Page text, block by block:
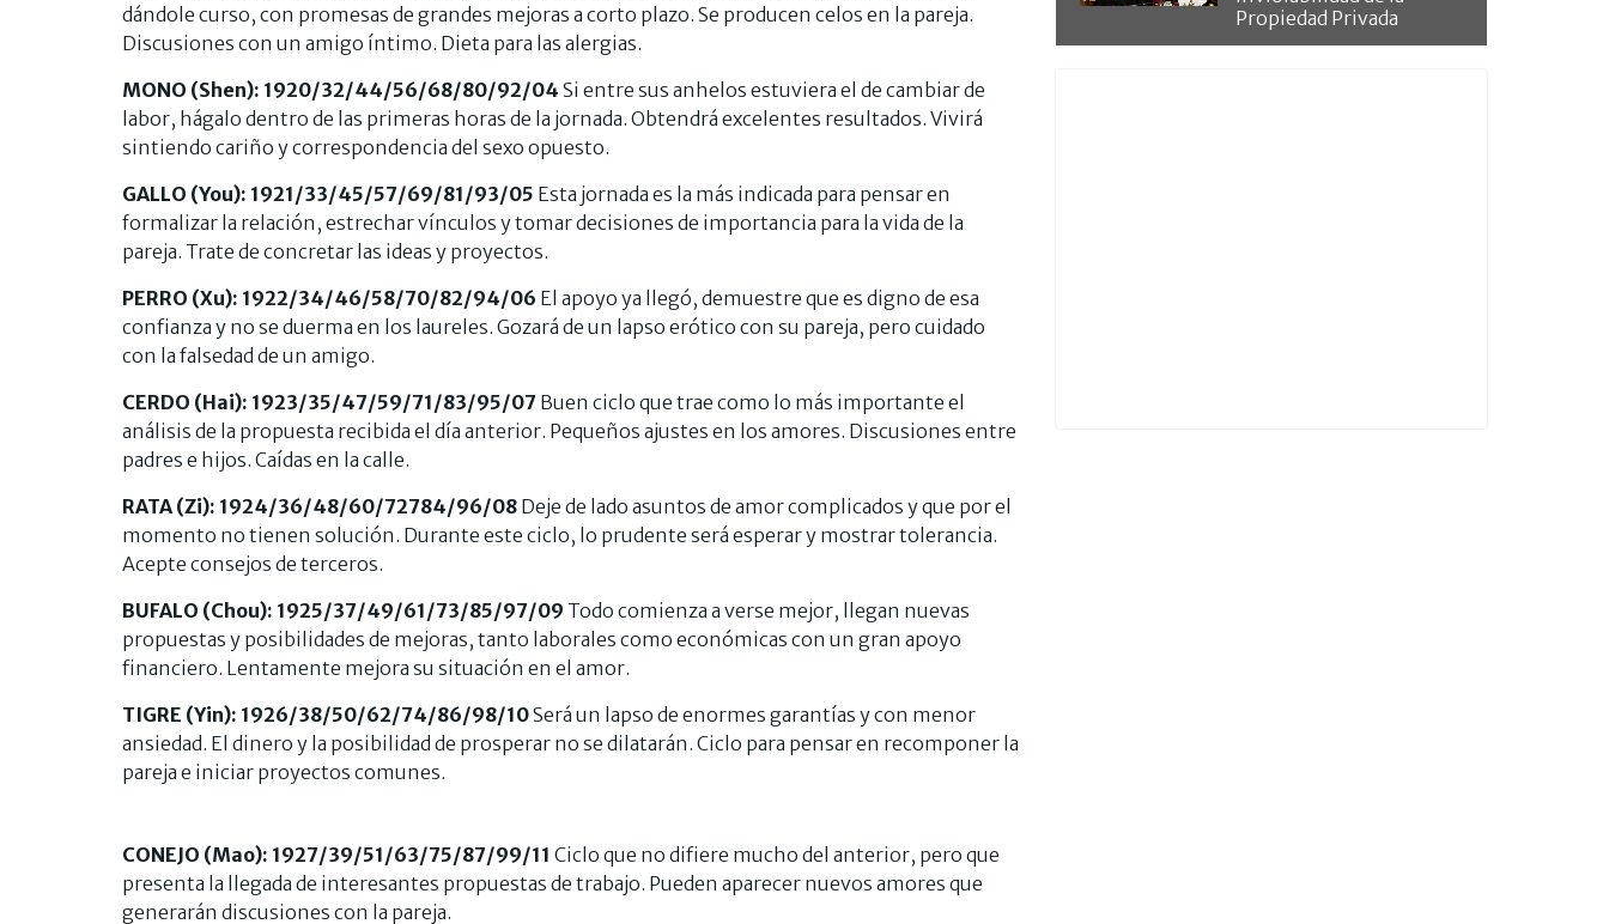
dándole curso, con promesas de grandes mejoras a corto plazo. Se producen celos en la pareja.
Discusiones con un amigo íntimo. Dieta para las alergias.
MONO (Shen): 1920/32/44/56/68/80/92/04 Si entre sus anhelos estuviera el de cambiar de
labor, hágalo dentro de las primeras horas de la jornada. Obtendrá excelentes resultados. Vivirá
sintiendo cariño y correspondencia del sexo opuesto.
GALLO (You): 1921/33/45/57/69/81/93/05 Esta jornada es la más indicada para pensar en
formalizar la relación, estrechar vínculos y tomar decisiones de importancia para la vida de la
pareja. Trate de concretar las ideas y proyectos.
PERRO (Xu): 1922/34/46/58/70/82/94/06 El apoyo ya llegó, demuestre que es digno de esa
confianza y no se duerma en los laureles. Gozará de un lapso erótico con su pareja, pero cuidado
con la falsedad de un amigo.
CERDO (Hai): 1923/35/47/59/71/83/95/07 Buen ciclo que trae como lo más importante el
análisis de la propuesta recibida el día anterior. Pequeños ajustes en los amores. Discusiones entre
padres e hijos. Caídas en la calle.
RATA (Zi): 1924/36/48/60/72784/96/08 Deje de lado asuntos de amor complicados y que por el
momento no tienen solución. Durante este ciclo, lo prudente será esperar y mostrar tolerancia.
Acepte consejos de terceros.
BUFALO (Chou): 1925/37/49/61/73/85/97/09 Todo comienza a verse mejor, llegan nuevas
propuestas y posibilidades de mejoras, tanto laborales como económicas con un gran apoyo
financiero. Lentamente mejora su situación en el amor.
TIGRE (Yin): 1926/38/50/62/74/86/98/10Será un lapso de enormes garantías y con menor
ansiedad. El dinero y la posibilidad de prosperar no se dilatarán. Ciclo para pensar en recomponer la
pareja e iniciar proyectos comunes.
CONEJO (Mao): 1927/39/51/63/75/87/99/11 Ciclo que no difiere mucho del anterior, pero que
presenta la llegada de interesantes propuestas de trabajo. Pueden aparecer nuevos amores que
generarán discusiones con la pareja.
Propiedad Privada